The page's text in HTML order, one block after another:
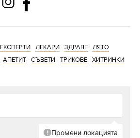
ЕКСПЕРТИ ЛЕКАРИ ЗДРАВЕ
ЛЯТО
АПЕТИТ СЪВЕТИ ТРИКОВЕ ХИТРИНКИ